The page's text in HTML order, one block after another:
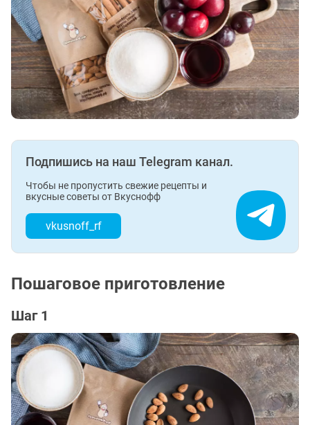
Подпишись на наш Telegram канал.
Чтобы не пропустить свежие рецепты и
вкусные советы от Вкуснофф
vkusnoff_rf
Пошаговое приготовление
Шаг 1